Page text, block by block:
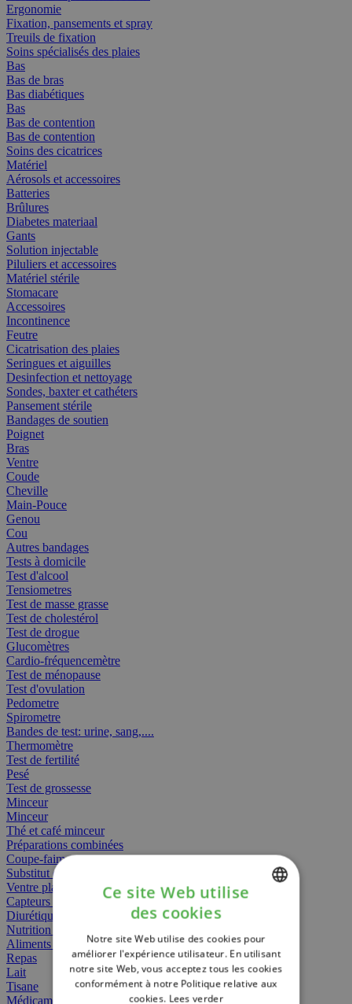
Ergonomie
Fixation, pansements et spray
Treuils de fixation
Soins spécialisés des plaies
Bas
Bas de bras
Bas diabétiques
Bas
Bas de contention
Bas de contention
Soins des cicatrices
Matériel
Aérosols et accessoires
Batteries
Brûlures
Diabetes materiaal
Gants
Solution injectable
Piluliers et accessoires
Matériel stérile
Stomacare
Accessoires
Incontinence
Feutre
Cicatrisation des plaies
Seringues et aiguilles
Desinfection et nettoyage
Sondes, baxter et cathéters
Pansement stérile
Bandages de soutien
Poignet
Bras
Ventre
Coude
Cheville
Main-Pouce
Genou
Cou
Autres bandages
Tests à domicile
Test d'alcool
Tensiometres
Test de masse grasse
Test de cholestérol
Test de drogue
Glucomètres
Cardio-fréquencemètre
Test de ménopause
Test d'ovulation
Pedometre
Spirometre
Bandes de test: urine, sang,....
Thermomètre
Test de fertilité
Pesé
Test de grossesse
Minceur
Minceur
Thé et café minceur
Préparations combinées
Coupe-faim
Substitut de repas
Ventre plat
Capteurs gras
Diurétiques
Nutrition spécifique
Aliments Bébé
Repas
Lait
Tisane
Médicament
FRENCH
ENGLISH
Ce site Web utilise
des cookies
Notre site Web utilise des cookies pour
améliorer l'expérience utilisateur. En utilisant
notre site Web, vous acceptez tous les cookies
conformément à notre Politique relative aux
cookies. Lees verder